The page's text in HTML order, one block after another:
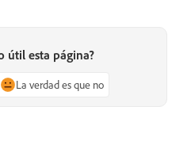
útil esta página?
La verdad es que no